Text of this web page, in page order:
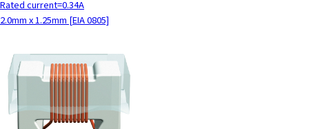
Rated current=0.34A
2.0mm x 1.25mm [EIA 0805]